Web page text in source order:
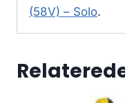
(58V) – Solo.